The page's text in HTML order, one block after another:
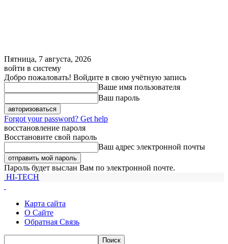
Пятница, 7 августа, 2026
войти в систему
Добро пожаловать! Войдите в свою учётную запись
Ваше имя пользователя
Ваш пароль
Forgot your password? Get help
восстановление пароля
Восстановите свой пароль
Ваш адрес электронной почты
Пароль будет выслан Вам по электронной почте.
HI-TECH
Карта сайта
О Сайте
Обратная Связь